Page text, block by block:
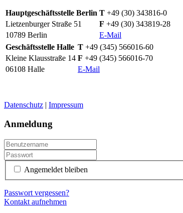
Hauptgeschäftsstelle Berlin T +49 (30) 343816-0
Lietzenburger Straße 51
F +49 (30) 343819-28
10789 Berlin
E-Mail
Geschäftsstelle Halle T +49 (345) 566016-60
Kleine Klausstraße 14 F +49 (345) 566016-70
06108 Halle
E-Mail
Datenschutz | Impressum
Anmeldung
Angemeldet bleiben
Passwort vergessen?
Kontakt aufnehmen